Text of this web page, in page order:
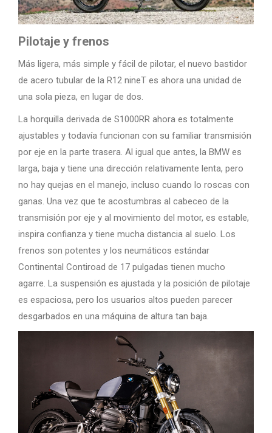
Pilotaje y frenos
Más ligera, más simple y fácil de pilotar, el nuevo bastidor
de acero tubular de la R12 nineT es ahora una unidad de
una sola pieza, en lugar de dos.
La horquilla derivada de S1000RR ahora es totalmente
ajustables y todavía funcionan con su familiar transmisión
por eje en la parte trasera. Al igual que antes, la BMW es
larga, baja y tiene una dirección relativamente lenta, pero
no hay quejas en el manejo, incluso cuando lo roscas con
ganas. Una vez que te acostumbras al cabeceo de la
transmisión por eje y al movimiento del motor, es estable,
inspira confianza y tiene mucha distancia al suelo. Los
frenos son potentes y los neumáticos estándar
Continental Contiroad de 17 pulgadas tienen mucho
agarre. La suspensión es ajustada y la posición de pilotaje
es espaciosa, pero los usuarios altos pueden parecer
desgarbados en una máquina de altura tan baja.